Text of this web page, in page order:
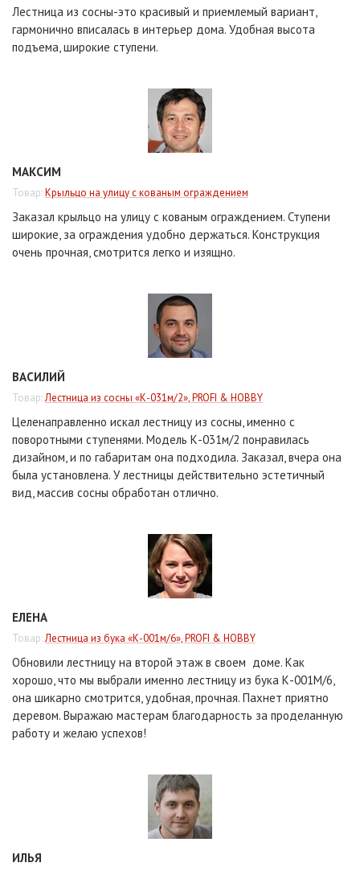
Лестница из сосны-это красивый и приемлемый вариант,
гармонично вписалась в интерьер дома. Удобная высота
подъема, широкие ступени.
МАКСИМ
Товар:Крыльцо на улицу с кованым ограждением
Заказал крыльцо на улицу с кованым ограждением. Ступени
широкие, за ограждения удобно держаться. Конструкция
очень прочная, смотрится легко и изящно.
ВАСИЛИЙ
Товар:Лестница из сосны «К-031м/2», PROFI & HOBBY
Целенаправленно искал лестницу из сосны, именно с
поворотными ступенями. Модель К-031м/2 понравилась
дизайном, и по габаритам она подходила. Заказал, вчера она
была установлена. У лестницы действительно эстетичный
вид, массив сосны обработан отлично.
ЕЛЕНА
Товар:Лестница из бука «К-001м/6», PROFI & HOBBY
Обновили лестницу на второй этаж в своем доме. Как
хорошо, что мы выбрали именно лестницу из бука К-001М/6,
она шикарно смотрится, удобная, прочная. Пахнет приятно
деревом. Выражаю мастерам благодарность за проделанную
работу и желаю успехов!
ИЛЬЯ